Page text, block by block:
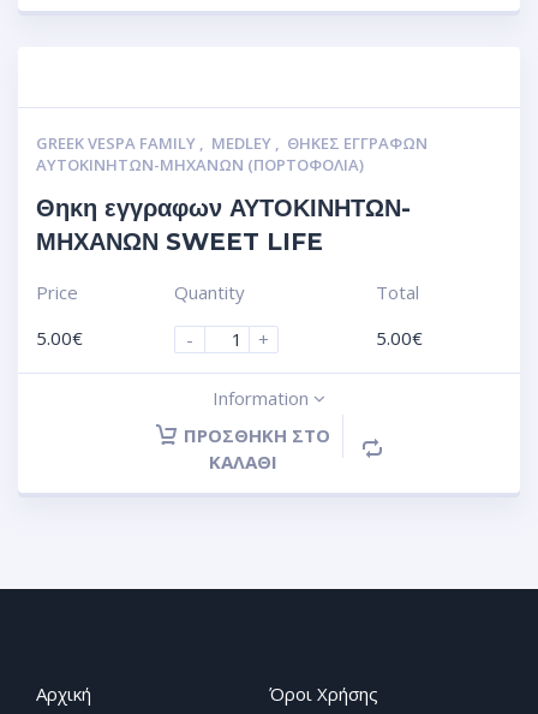
GREEK VESPA FAMILY , MEDLEY , ΘΉΚΕΣ ΕΓΓΡΆΦΩΝ
ΑΥΤΟΚΙΝΗΤΩΝ-ΜΗΧΑΝΩΝ (ΠΟΡΤΟΦΌΛΙΑ)
Θηκη εγγραφων ΑΥΤΟΚΙΝΗΤΩΝ-
ΜΗΧΑΝΩΝ SWEET LIFE
Price
5.00€
Quantity
-
+
Total
5.00€
Information
ΠΡΟΣΘΉΚΗ ΣΤΟ
ΚΑΛΆΘΙ
Αρχική Όροι Χρήσης